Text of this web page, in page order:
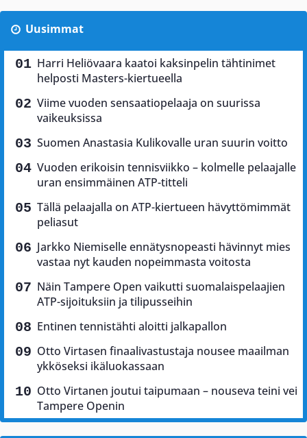
Uusimmat
Harri Heliövaara kaatoi kaksinpelin tähtinimet
helposti Masters-kiertueella
Viime vuoden sensaatiopelaaja on suurissa
vaikeuksissa
Suomen Anastasia Kulikovalle uran suurin voitto
Vuoden erikoisin tennisviikko – kolmelle pelaajalle
uran ensimmäinen ATP-titteli
Tällä pelaajalla on ATP-kiertueen hävyttömimmät
peliasut
Jarkko Niemiselle ennätysnopeasti hävinnyt mies
vastaa nyt kauden nopeimmasta voitosta
Näin Tampere Open vaikutti suomalaispelaajien
ATP-sijoituksiin ja tilipusseihin
Entinen tennistähti aloitti jalkapallon
Otto Virtasen finaalivastustaja nousee maailman
ykköseksi ikäluokassaan
Otto Virtanen joutui taipumaan – nouseva teini vei
Tampere Openin